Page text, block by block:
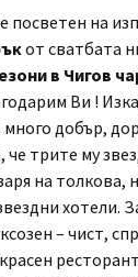
посветен на
от сватбата
в Чигов
Ви !
много добър,
че трите му
на толкова,
хотели.
– чист,